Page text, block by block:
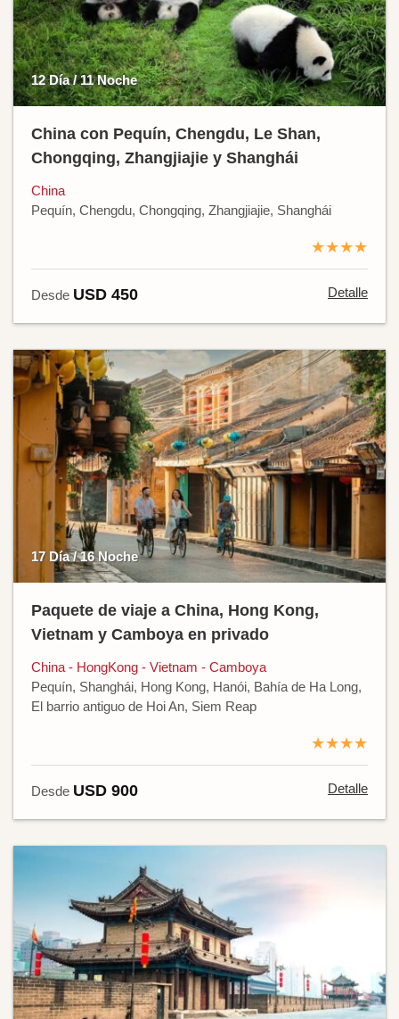
12 Día / 11 Noche
China con Pequín, Chengdu, Le Shan,
Chongqing, Zhangjiajie y Shanghái
China
Pequín, Chengdu, Chongqing, Zhangjiajie, Shanghái
★★★★
Desde USD 450 Detalle
17 Día / 16 Noche
Paquete de viaje a China, Hong Kong,
Vietnam y Camboya en privado
China - HongKong - Vietnam - Camboya
Pequín, Shanghái, Hong Kong, Hanói, Bahía de Ha Long,
El barrio antiguo de Hoi An, Siem Reap
★★★★
Desde USD 900 Detalle